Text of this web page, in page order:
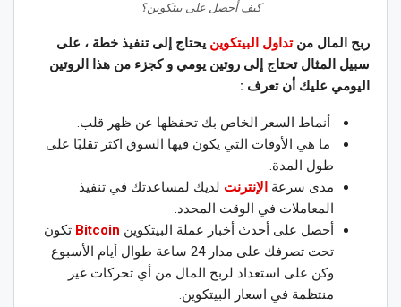
كيف أحصل على بيتكوين؟
ربح المال منتداول البيتكوين يحتاج إلى تنفيذ خطة ، على
سبيل المثال تحتاج إلى روتين يومي و كجزء من هذا الروتين
اليومي عليك أن تعرف :
أنماط السعر الخاص بك تحفظها عن ظهر قلب.
ما هي الأوقات التي يكون فيها السوق اكثر تقلبًا على
طول المدة.
مدى سرعة الإنترنت لديك لمساعدتك في تنفيذ
المعاملات في الوقت المحدد.
أحصل على أحدث أخبار عملة البيتكوين Bitcoin تكون
تحت تصرفك على مدار 24 ساعة طوال أيام الأسبوع
وكن على استعداد لربح المال من أي تحركات غير
منتظمة في اسعار البيتكوين.